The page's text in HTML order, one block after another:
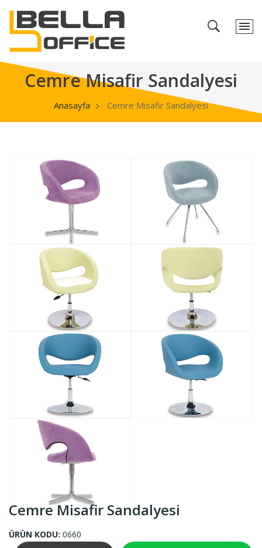
Cemre Misafir Sandalyesi
Anasayfa Cemre Misafir Sandalyesi
Cemre Misafir Sandalyesi
ÜRÜN KODU: 0660